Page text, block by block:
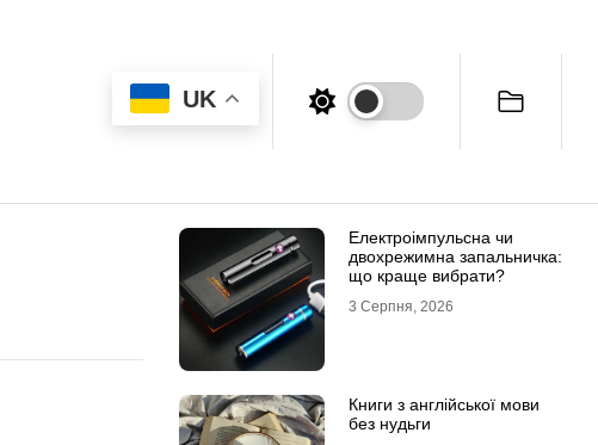
UK
Електроімпульсна чи
двохрежимна запальничка:
що краще вибрати?
3 Серпня, 2026
Книги з англійської мови
без нудьги